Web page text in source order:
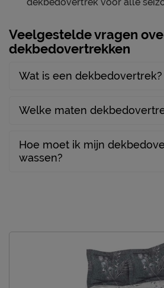
Veelgestelde vragen
dekbedovertrekken
Wat is een dekbedovertrek?
Welke maten
Hoe moet ik mijn
wassen?